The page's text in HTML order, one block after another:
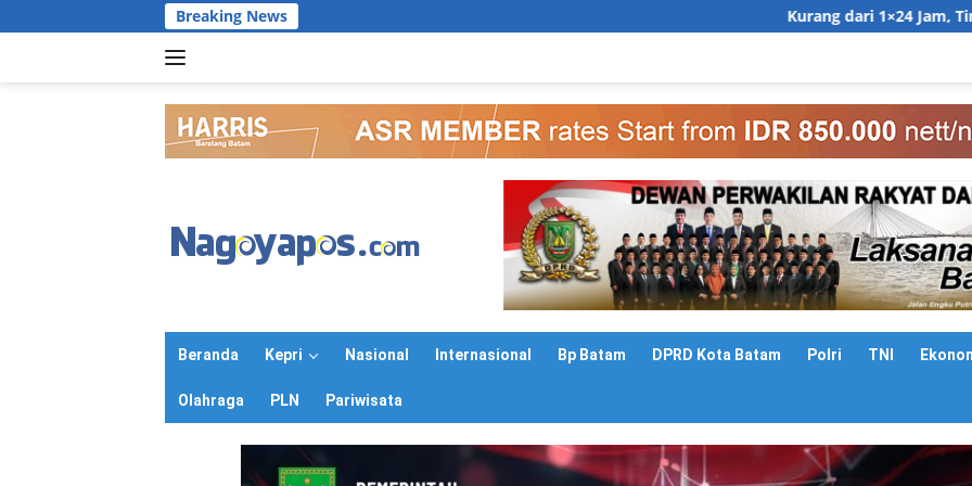
ke
Breaking News Kurang dari 1×24 Jam, Tim Gabungan
Beranda Kepri Nasional Internasional Bp Batam DPRD Kota Batam Polri TNI
Olahraga PLN Pariwisata